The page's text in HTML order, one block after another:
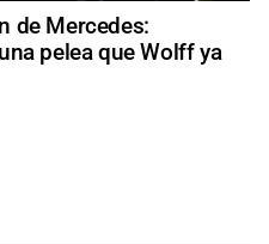
de Mercedes:
pelea que Wolff ya